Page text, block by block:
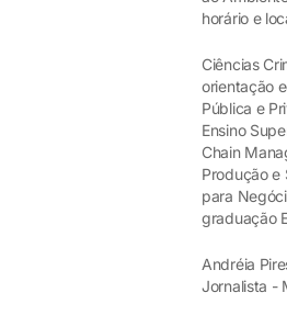
horário e
Ciências
orientação
Pública e
Ensino
Chain
Produção e
para
graduação
Andréia
Jornalista -